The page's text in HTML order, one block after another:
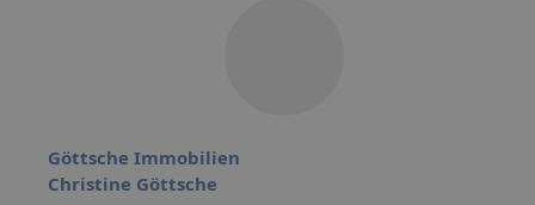
Göttsche Immobilien
Christine Göttsche